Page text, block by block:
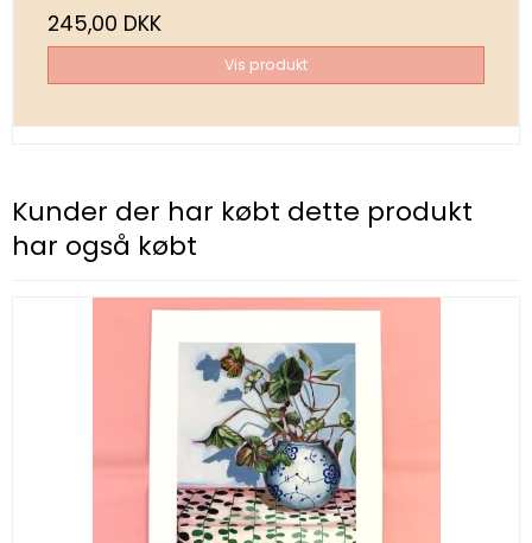
245,00 DKK
Vis produkt
Kunder der har købt dette produkt
har også købt